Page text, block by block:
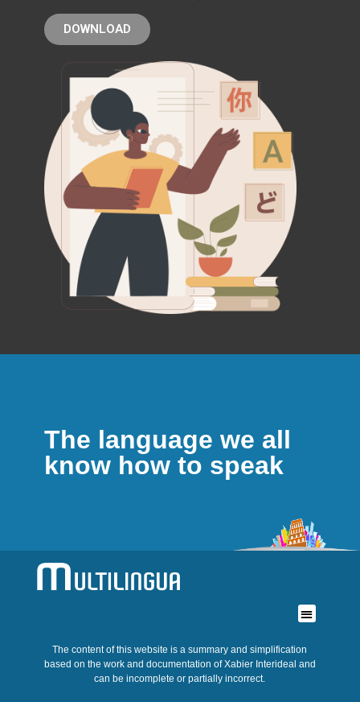
DOWNLOAD
The language we all
know how to speak
The content of this website is a summary and simplification
based on the work and documentation of Xabier Interideal and
can be incomplete or partially incorrect.